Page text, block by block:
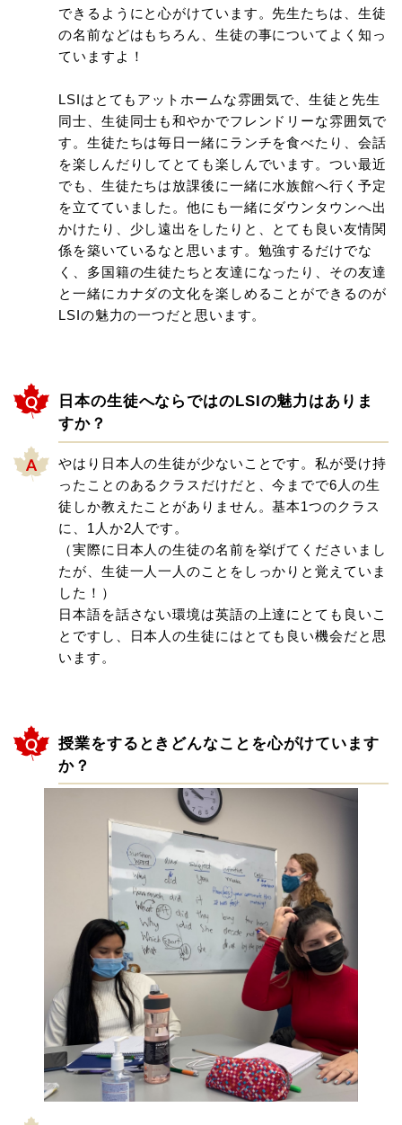
できるようにと心がけています。先生たちは、生徒
の名前などはもちろん、生徒の事についてよく知っ
ていますよ！
LSIはとてもアットホームな雰囲気で、生徒と先生
同士、生徒同士も和やかでフレンドリーな雰囲気で
す。生徒たちは毎日一緒にランチを食べたり、会話
を楽しんだりしてとても楽しんでいます。つい最近
でも、生徒たちは放課後に一緒に水族館へ行く予定
を立てていました。他にも一緒にダウンタウンへ出
かけたり、少し遠出をしたりと、とても良い友情関
係を築いているなと思います。勉強するだけでな
く、多国籍の生徒たちと友達になったり、その友達
と一緒にカナダの文化を楽しめることができるのが
LSIの魅力の一つだと思います。
日本の生徒へならではのLSIの魅力はありま
すか？
やはり日本人の生徒が少ないことです。私が受け持
ったことのあるクラスだけだと、今までで6人の生
徒しか教えたことがありません。基本1つのクラス
に、1人か2人です。
（実際に日本人の生徒の名前を挙げてくださいまし
たが、生徒一人一人のことをしっかりと覚えていま
した！）
日本語を話さない環境は英語の上達にとても良いこ
とですし、日本人の生徒にはとても良い機会だと思
います。
授業をするときどんなことを心がけています
か？